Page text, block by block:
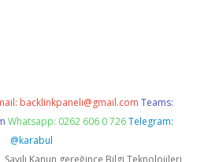
backlinkpaneli@gmail.com Teams:
Whatsapp: 0262 606 0 726 Telegram:
@karabul
Sayılı Kanun gereğince Bilgi Teknolojileri